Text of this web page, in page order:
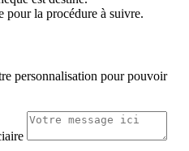
pour la procédure à suivre.
personnalisation pour pouvoir